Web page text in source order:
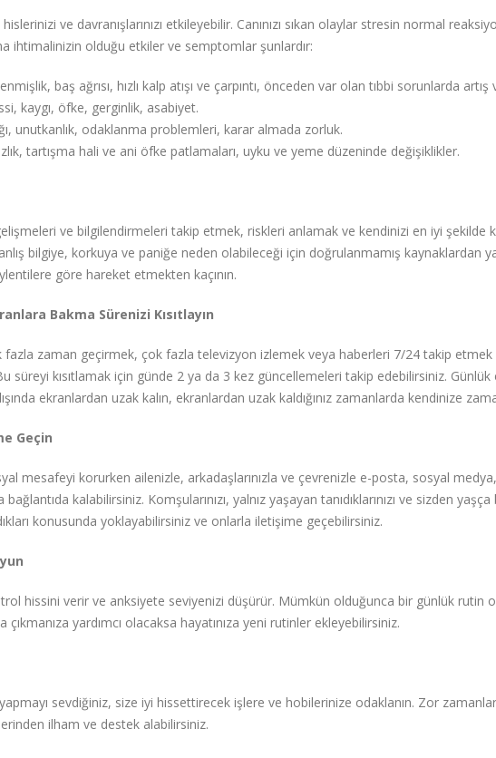
ve davranışlarınızı etkileyebilir. Canınızı sıkan olaylar stresin normal
ihtimalinizin olduğu etkiler ve semptomlar şunlardır:
baş ağrısı, hızlı kalp atışı ve çarpıntı, önceden var olan tıbbi sorunlarda
kaygı, öfke, gerginlik, asabiyet.
unutkanlık, odaklanma problemleri, karar almada zorluk.
tartışma hali ve ani öfke patlamaları, uyku ve yeme düzeninde değişiklikler.
gelişmeleri ve bilgilendirmeleri takip etmek, riskleri anlamak ve kendinizi en iyi şekilde
bilgiye, korkuya ve paniğe neden olabileceği için doğrulanmamış kaynaklardan
göre hareket etmekten kaçının.
Bakma Sürenizi Kısıtlayın
zaman geçirmek, çok fazla televizyon izlemek veya haberleri 7/24 takip etmek
süreyi kısıtlamak için günde 2 ya da 3 kez güncellemeleri takip edebilirsiniz.
ekranlardan uzak kalın, ekranlardan uzak kaldığınız zamanlarda kendinize
Geçin
mesafeyi korurken ailenizle, arkadaşlarınızla ve çevrenizle e-posta, sosyal
kalabilirsiniz. Komşularınızı, yalnız yaşayan tanıdıklarınızı ve sizden
konusunda yoklayabilirsiniz ve onlarla iletişime geçebilirsiniz.
hissini verir ve anksiyete seviyenizi düşürür. Mümkün olduğunca bir günlük rutin
çıkmanıza yardımcı olacaksa hayatınıza yeni rutinler ekleyebilirsiniz.
sevdiğiniz, size iyi hissettirecek işlere ve hobilerinize odaklanın. Zor
ilham ve destek alabilirsiniz.